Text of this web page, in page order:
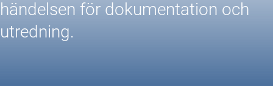
händelsen för dokumentation och
utredning.